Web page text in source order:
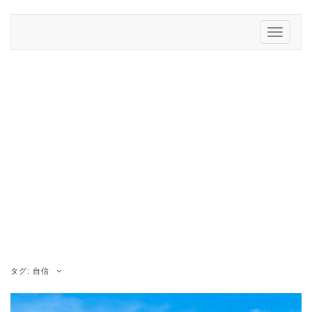
Toggle
タグ: 自信